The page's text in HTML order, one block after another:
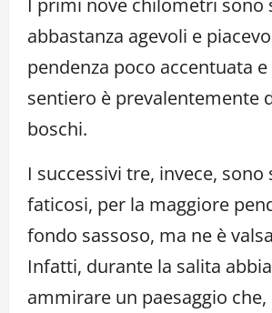
I primi nove chilometri sono
abbastanza agevoli e
pendenza poco accentuata
sentiero è prevalentemente
boschi.
I successivi tre, invece,
faticosi, per la maggiore
fondo sassoso, ma ne è
Infatti, durante la salita
ammirare un paesaggio